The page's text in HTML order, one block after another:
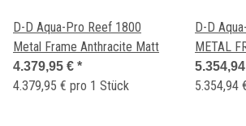
D-D Aqua-Pro Reef 1800
Metal Frame Anthracite Matt
4.379,95 € *
4.379,95 € pro 1 Stück
D-D
METAL
GLOSS
5.354,94